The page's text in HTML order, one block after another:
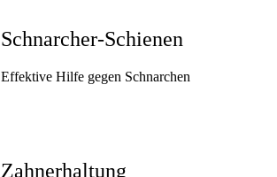
Schnarcher-Schienen
Effektive Hilfe gegen Schnarchen
Zahnerhaltung